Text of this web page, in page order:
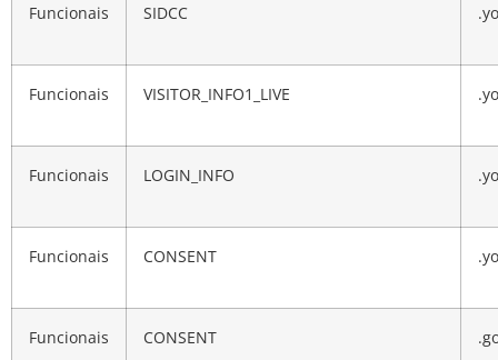
Funcionais SIDCC
Funcionais VISITOR_INFO1_LIVE
Funcionais LOGIN_INFO
Funcionais CONSENT
Funcionais CONSENT